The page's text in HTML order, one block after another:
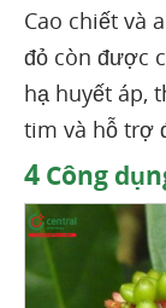
Cao chiết và
đỏ còn được
hạ huyết áp,
tim và hỗ trợ
4 Công